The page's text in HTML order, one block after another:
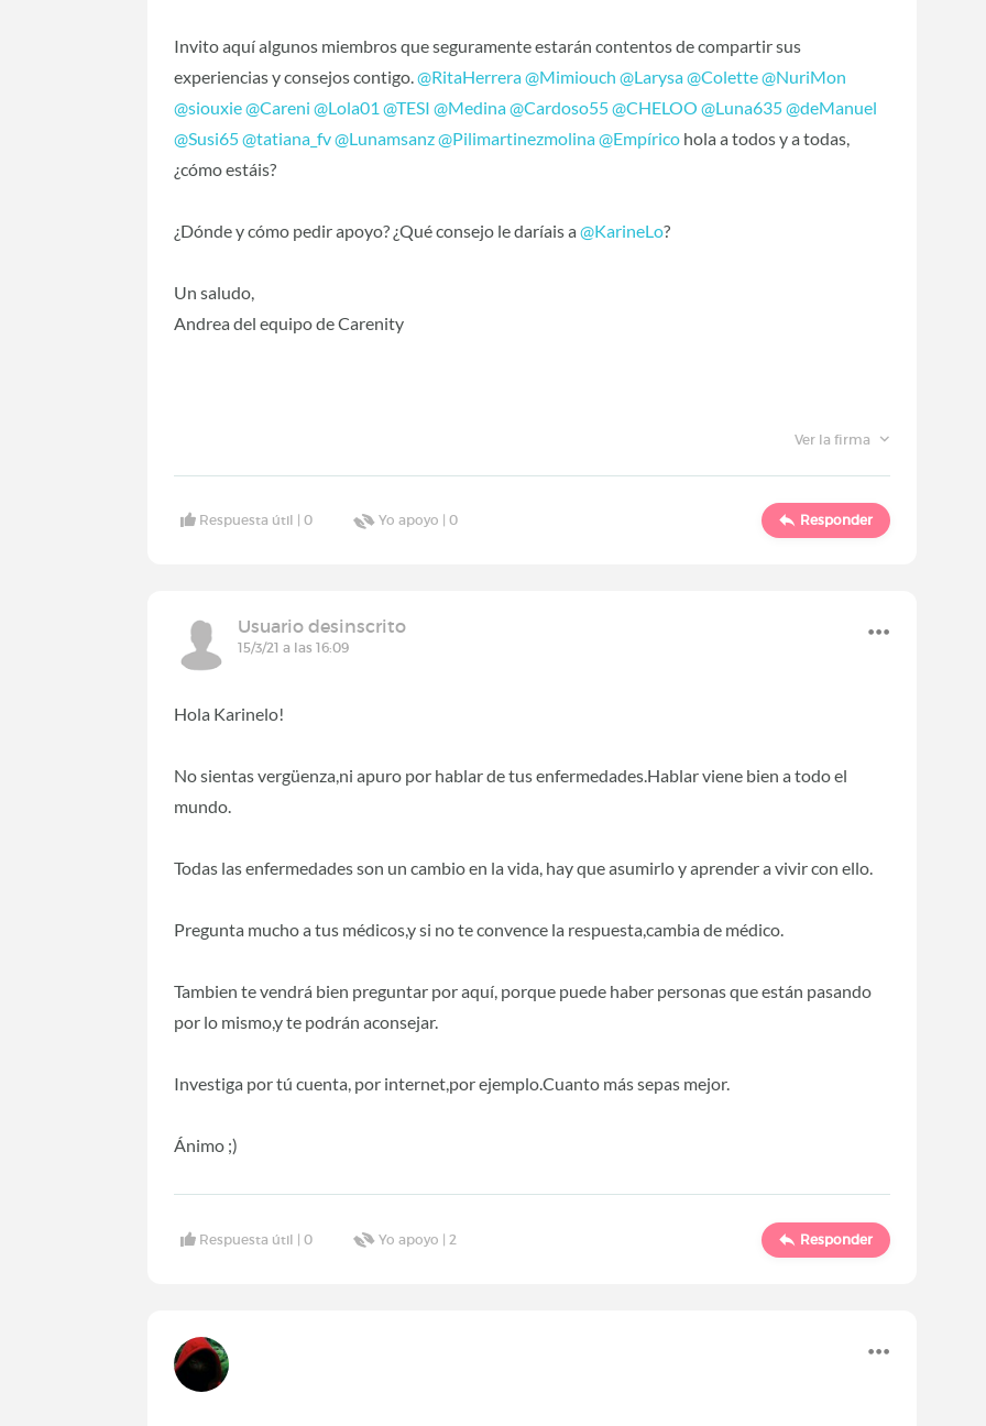
Invito aquí algunos miembros que seguramente estarán contentos de compartir sus
experiencias y consejos contigo.@RitaHerrera‍@Mimiouch ‍@Larysa‍@Colette‍@NuriMon
@siouxie‍@Careni ‍@Lola01 ‍@TESI ‍@Medina‍@Cardoso55‍@CHELOO ‍@Luna635‍@deManuel
@Susi65‍@tatiana_fv‍@Lunamsanz‍@Pilimartinezmolina‍@Empírico ‍ hola a todos y a todas,
¿cómo estáis?
¿Dónde y cómo pedir apoyo? ¿Qué consejo le daríais a@KarineLo‍?
Un saludo,
Andrea del equipo de Carenity
Ver la firma
Respuesta útil |0 Yo apoyo |0 Responder
Usuario desinscrito
15/3/21 a las 16:09
Hola Karinelo!
No sientas vergüenza,ni apuro por hablar de tus enfermedades.Hablar viene bien a todo el
mundo.
Todas las enfermedades son un cambio en la vida, hay que asumirlo y aprender a vivir con ello.
Pregunta mucho a tus médicos,y si no te convence la respuesta,cambia de médico.
Tambien te vendrá bien preguntar por aquí, porque puede haber personas que están pasando
por lo mismo,y te podrán aconsejar.
Investiga por tú cuenta, por internet,por ejemplo.Cuanto más sepas mejor.
Ánimo ;)
Respuesta útil |0 Yo apoyo |2 Responder